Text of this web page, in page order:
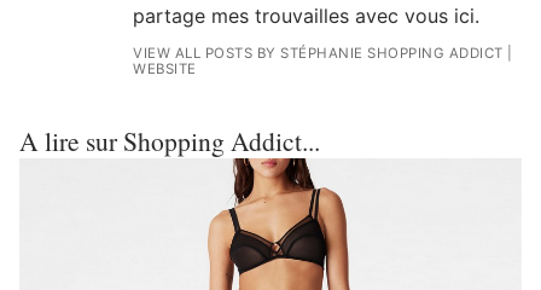
partage mes trouvailles avec vous ici.
VIEW ALL POSTS BY STÉPHANIE SHOPPING ADDICT
WEBSITE
A lire sur Shopping Addict...